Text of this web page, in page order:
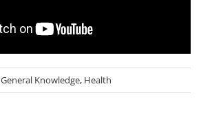
General Knowledge, Health